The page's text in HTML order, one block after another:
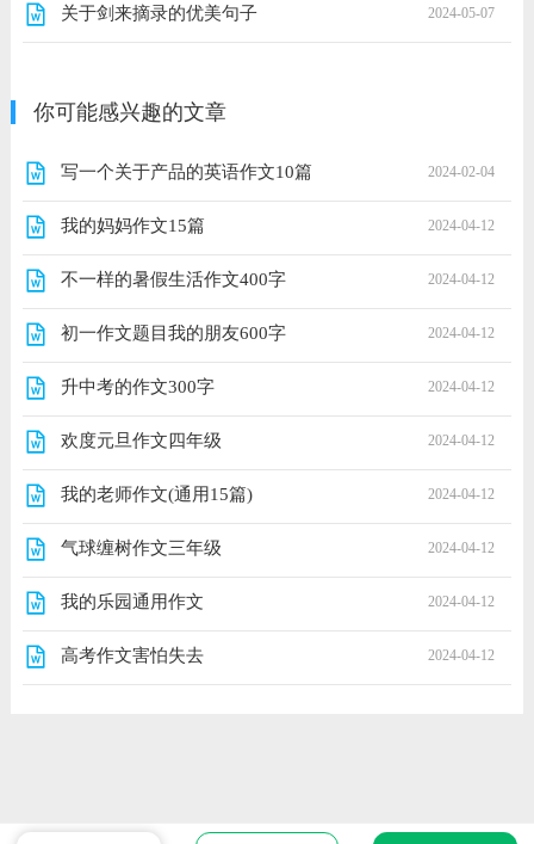
关于剑来摘录的优美句子 2024-05-07
你可能感兴趣的文章
写一个关于产品的英语作文10篇 2024-02-04
我的妈妈作文15篇 2024-04-12
不一样的暑假生活作文400字 2024-04-12
初一作文题目我的朋友600字 2024-04-12
升中考的作文300字 2024-04-12
欢度元旦作文四年级 2024-04-12
我的老师作文(通用15篇) 2024-04-12
气球缠树作文三年级 2024-04-12
我的乐园通用作文 2024-04-12
高考作文害怕失去 2024-04-12